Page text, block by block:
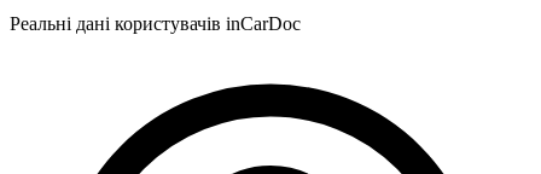
Реальні дані користувачів inCarDoc